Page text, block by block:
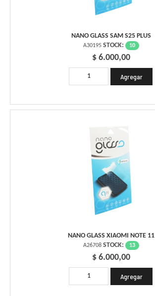
NANO GLASS SAM S25 PLUS
A30195 STOCK: 10
$ 6.000,00
NANO GLASS XIAOMI NOTE 11
A26708 STOCK: 13
$ 6.000,00